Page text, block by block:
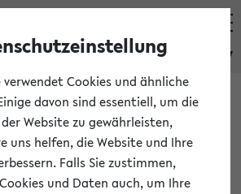
eKVV
eKVV Funktion zugreifen, die Ihnen
am System zur Verfügung
verwendet Cookies und ähnliche
davon sind essentiell, um die
Website zu gewährleisten,
uns helfen, die Website und Ihre
Falls Sie zustimmen,
und Daten auch, um Ihre